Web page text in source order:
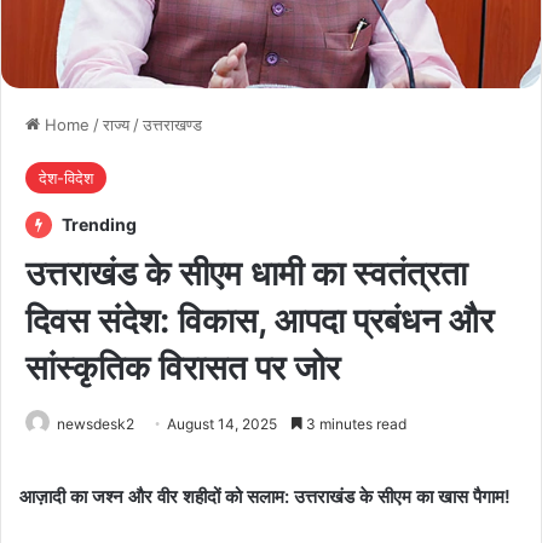
Home /राज्य /उत्तराखण्ड
देश-विदेश
Trending
उत्तराखंड के सीएम धामी का स्वतंत्रता
दिवस संदेश: विकास, आपदा प्रबंधन और
सांस्कृतिक विरासत पर जोर
newsdesk2 August 14, 2025 3 minutes read
आज़ादी का जश्न और वीर शहीदों को सलाम: उत्तराखंड के सीएम का खास पैगाम!